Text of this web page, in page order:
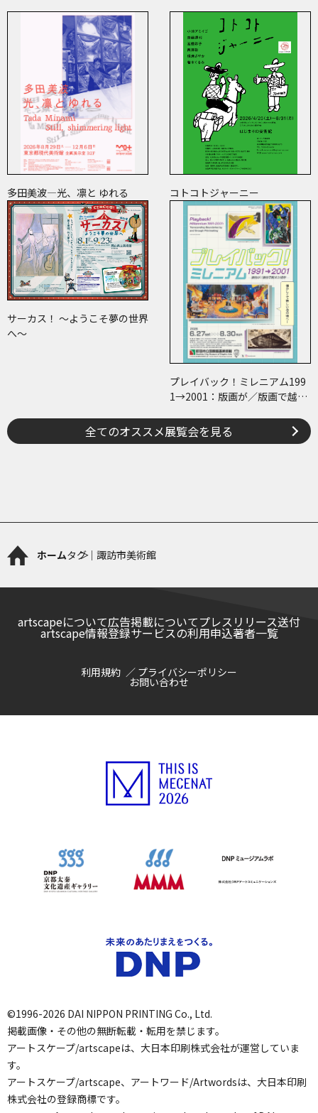
多田美波―光、凛と ゆれる コトコトジャーニー
サーカス！ ～ようこそ夢の世界
へ～
プレイバック！ミレニアム199
1→2001：版画が／版画で越え
全てのオススメ展覧会を見る
ホームタグ｜諏訪市美術館
artscapeについて広告掲載についてプレスリリース送付
artscape情報登録サービスの利用申込著者一覧
利用規約 プライバシーポリシー
お問い合わせ
©1996-2026 DAI NIPPON PRINTING Co., Ltd.
掲載画像・その他の無断転載・転用を禁じます。
アートスケープ/artscapeは、大日本印刷株式会社が運営していま
す。
アートスケープ/artscape、アートワード/Artwordsは、大日本印刷
株式会社の登録商標です。